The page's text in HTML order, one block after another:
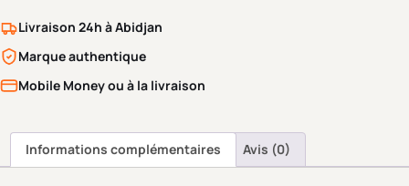
Livraison 24h à Abidjan
Marque authentique
Mobile Money ou à la livraison
Informations complémentaires Avis (0)